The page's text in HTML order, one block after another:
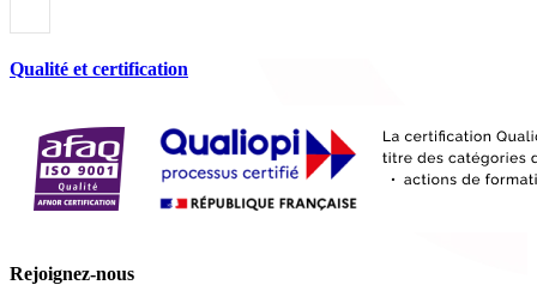
Qualité et certification
Rejoignez-nous